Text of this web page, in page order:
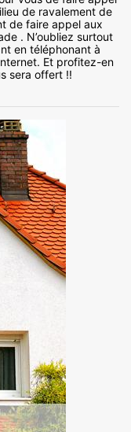
de ravalement de
de faire appel aux
. N’oubliez surtout
en téléphonant à
Et profitez-en
sera offert !!